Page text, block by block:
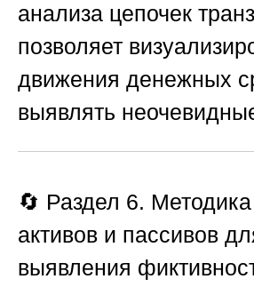
анализа цепочек
позволяет
движения денежных
выявлять
🔄 Раздел 6.
активов и пассивов
выявления